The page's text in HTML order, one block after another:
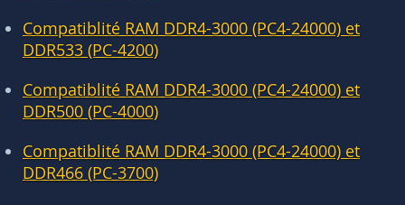
Compatiblité RAM DDR4-3000 (PC4-24000) et
DDR533 (PC-4200)
Compatiblité RAM DDR4-3000 (PC4-24000) et
DDR500 (PC-4000)
Compatiblité RAM DDR4-3000 (PC4-24000) et
DDR466 (PC-3700)